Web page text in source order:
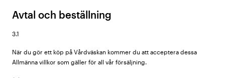
Avtal och beställning
3.1
När du gör ett köp på Vårdväskan kommer du att acceptera dessa
Allmänna villkor som gäller för all vår försäljning.